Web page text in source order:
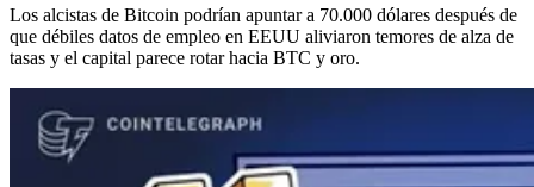
Los alcistas de Bitcoin podrían apuntar a 70.000 dólares después de
que débiles datos de empleo en EEUU aliviaron temores de alza de
tasas y el capital parece rotar hacia BTC y oro.